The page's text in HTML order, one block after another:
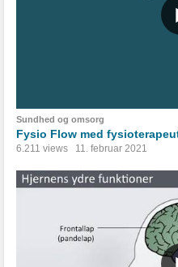
Sundhed og omsorg
Fysio Flow med
6.211 views 11. februar 2021